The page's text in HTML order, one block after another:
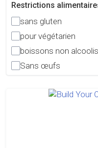
Restrictions
sans gluten
pour végétarien
boissons non
Sans œufs